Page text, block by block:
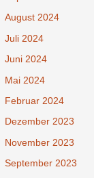
August 2024
Juli 2024
Juni 2024
Mai 2024
Februar 2024
Dezember 2023
November 2023
September 2023